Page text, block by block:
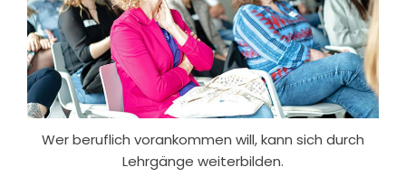
Wer beruflich vorankommen will, kann sich durch
Lehrgänge weiterbilden.